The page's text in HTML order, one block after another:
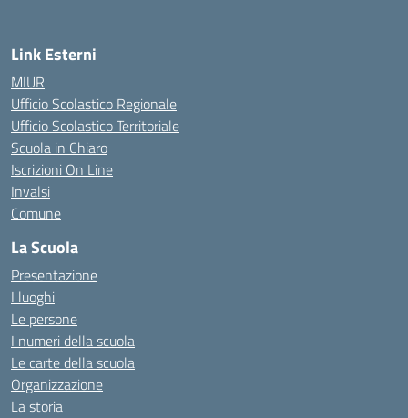
Link Esterni
MIUR
Ufficio Scolastico Regionale
Ufficio Scolastico Territoriale
Scuola in Chiaro
Iscrizioni On Line
Invalsi
Comune
La Scuola
Presentazione
I luoghi
Le persone
I numeri della scuola
Le carte della scuola
Organizzazione
La storia